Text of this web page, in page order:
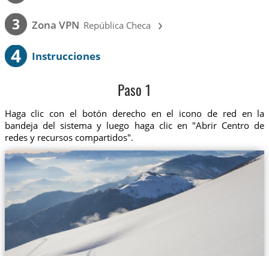
3 Zona VPN República Checa ›
4 Instrucciones
Paso 1
Haga clic con el botón derecho en el icono de red en la
bandeja del sistema y luego haga clic en "Abrir Centro de
redes y recursos compartidos".